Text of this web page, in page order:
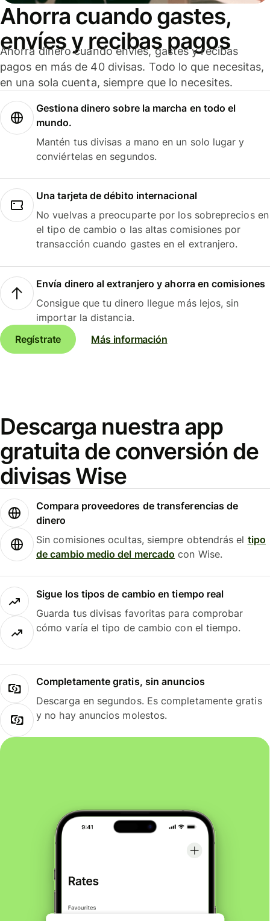
Ahorra cuando gastes,
envíes y recibas pagos
Ahorra dinero cuando envíes, gastes y recibas
pagos en más de 40 divisas. Todo lo que necesitas,
en una sola cuenta, siempre que lo necesites.
Gestiona dinero sobre la marcha en todo el
mundo.
Mantén tus divisas a mano en un solo lugar y
conviértelas en segundos.
Una tarjeta de débito internacional
No vuelvas a preocuparte por los sobreprecios en
el tipo de cambio o las altas comisiones por
transacción cuando gastes en el extranjero.
Envía dinero al extranjero y ahorra en comisiones
Consigue que tu dinero llegue más lejos, sin
importar la distancia.
Regístrate
Más información
Descarga nuestra app
gratuita de conversión de
divisas Wise
Compara proveedores de transferencias de
dinero
Sin comisiones ocultas, siempre obtendrás el tipo
de cambio medio del mercado con Wise.
Sigue los tipos de cambio en tiempo real
Guarda tus divisas favoritas para comprobar
cómo varía el tipo de cambio con el tiempo.
Completamente gratis, sin anuncios
Descarga en segundos. Es completamente gratis
y no hay anuncios molestos.